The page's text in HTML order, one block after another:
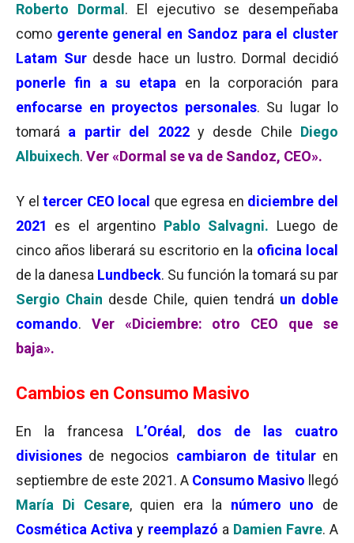
Roberto Dormal . El ejecutivo se desempeñaba
como gerente general en Sandoz para el cluster
Latam Surdesde hace un lustro. Dormal decidió
ponerle fin a su etapa en la corporación para
enfocarse en proyectos personales. Su lugar lo
tomará a partir del 2022y desde Chile Diego
Albuixech. Ver «Dormal se va de Sandoz, CEO».
Y el tercer CEO local que egresa en diciembre del
2021
es el argentino Pablo Salvagni. Luego de
cinco años liberará su escritorio en la oficina local
de la danesa Lundbeck. Su función la tomará su par
Sergio Chain desde Chile, quien tendrá un doble
comando. Ver «Diciembre: otro CEO que se
baja».
Cambios en Consumo Masivo
En la francesa L’Oréal , dos de las cuatro
divisiones de negocios cambiaron de titular en
septiembre de este 2021. A Consumo Masivo llegó
María Di Cesare, quien era la número uno
de
Cosmética Activa y reemplazó a Damien Favre. A